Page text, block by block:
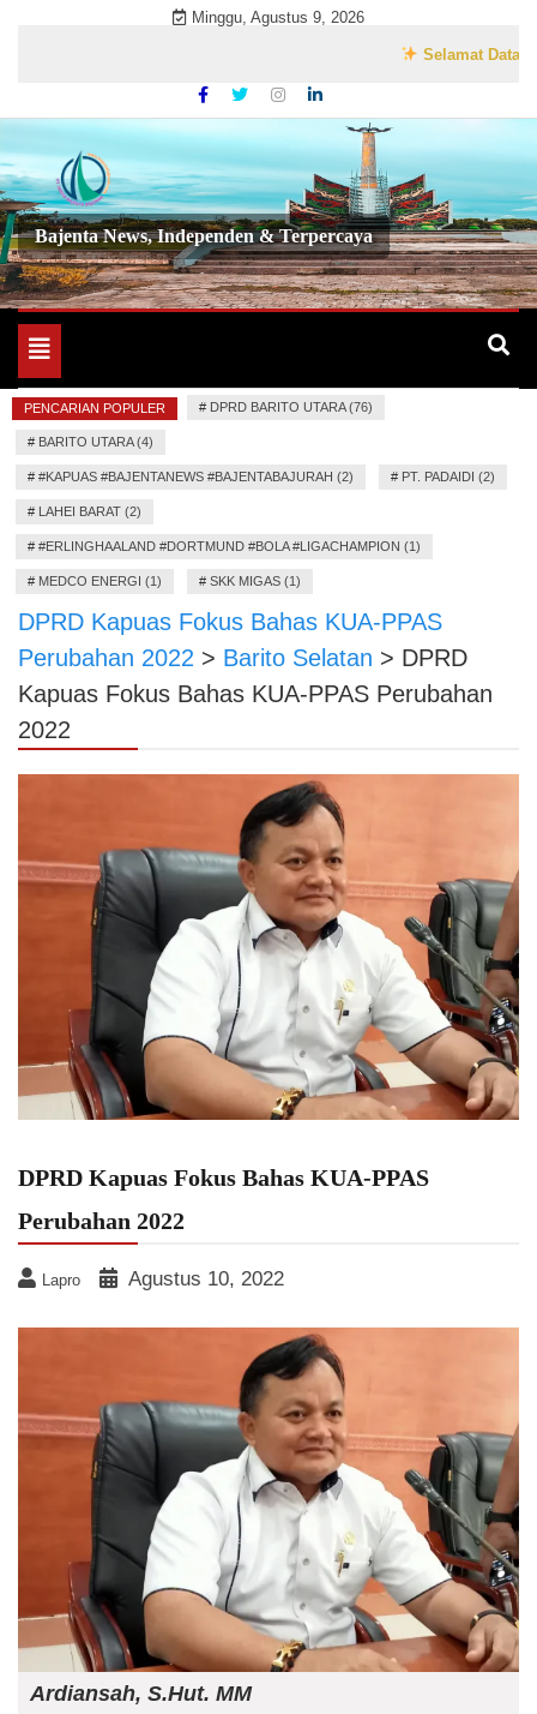
Minggu, Agustus 9, 2026
Selamat Datang di
Bajenta News, Independen & Terpercaya
Toggle
navigation
PENCARIAN POPULER # DPRD BARITO UTARA (76)
# BARITO UTARA (4)
# #KAPUAS #BAJENTANEWS #BAJENTABAJURAH (2) # PT. PADAIDI (2)
# LAHEI BARAT (2)
# #ERLINGHAALAND #DORTMUND #BOLA #LIGACHAMPION (1)
# MEDCO ENERGI (1) # SKK MIGAS (1)
DPRD Kapuas Fokus Bahas KUA-PPAS
Perubahan 2022 > Barito Selatan > DPRD
Kapuas Fokus Bahas KUA-PPAS Perubahan
2022
DPRD Kapuas Fokus Bahas KUA-PPAS
Perubahan 2022
Lapro Agustus 10, 2022
Ardiansah, S.Hut. MM